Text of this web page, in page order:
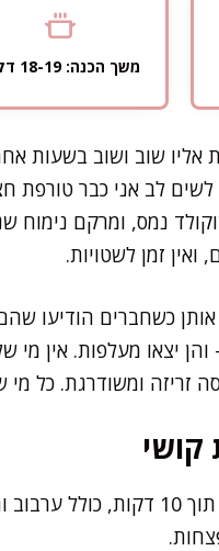
משך הכנה: 18-19 דקות
לשים לב אני כבר טורפת
נמס, ומרקם נימוח
זמן לשטויות.
יצאו מעלפות. אין
זריזה ומשודרגת. כל
קושי